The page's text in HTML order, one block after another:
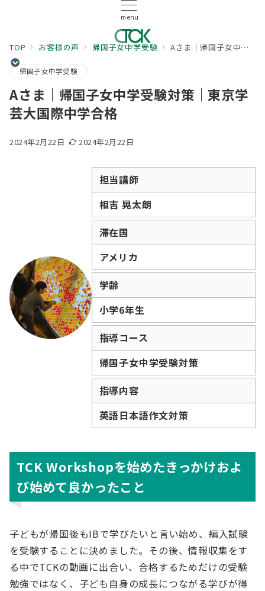
menu
TOP お客様の声 帰国子女中学受験 Aさま｜帰国子女中学受験対策｜東京学芸大国際中学合格
帰国子女中学受験
Aさま｜帰国子女中学受験対策｜東京学
芸大国際中学合格
2024年2月22日 2024年2月22日
担当講師
相吉 晃太朗
滞在国
アメリカ
学齢
小学6年生
指導コース
帰国子女中学受験対策
指導内容
英語日本語作文対策
TCK Workshopを始めたきっかけおよ
び始めて良かったこと
子どもが帰国後もIBで学びたいと言い始め、編入試験
を受験することに決めました。その後、情報収集をす
る中でTCKの動画に出合い、合格するためだけの受験
勉強ではなく、子ども自身の成長につながる学びが得